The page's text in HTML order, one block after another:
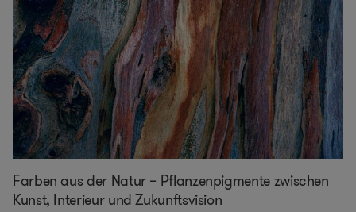
Farben aus der Natur – Pflanzenpigmente zwischen
Kunst, Interieur und Zukunftsvision